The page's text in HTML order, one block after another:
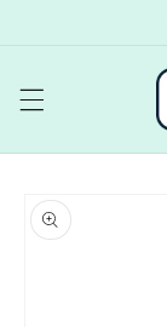
Passer aux
informations
produits